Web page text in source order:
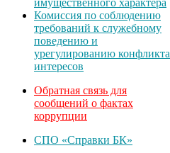
Комиссия по соблюдению
требований к служебному
поведению и
урегулированию конфликта
интересов
Обратная связь для
сообщений о фактах
коррупции
СПО «Справки БК»